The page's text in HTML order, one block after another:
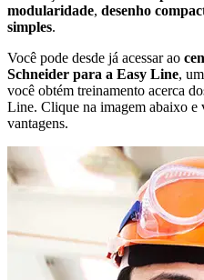
modularidade, desenho
simples.
Você pode desde já acessar ao
Schneider para a Easy Line,
você obtém treinamento acerca
Line. Clique na imagem abaixo e
vantagens.